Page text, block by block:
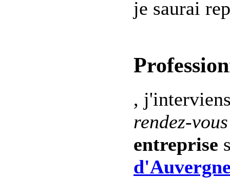
je saurai
,
rendez-
entreprise